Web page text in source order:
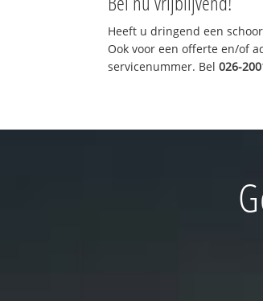
Heeft u dringend een
Ook voor een offerte en/of
servicenummer. Bel026-